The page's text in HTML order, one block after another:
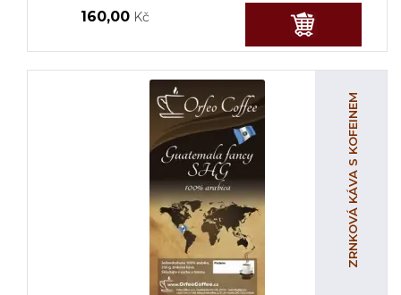
160,00 Kč
ZRNKOVÁ KÁVA S KOFEINEM